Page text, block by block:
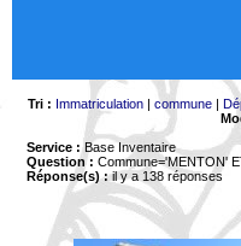
Tri : Immatriculation| commune|
Service : Base Inventaire
Question : Commune='MENTON'
Réponse(s) :il y a 138 réponses